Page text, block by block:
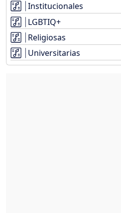
Institucionales
LGBTIQ+
Religiosas
Universitarias